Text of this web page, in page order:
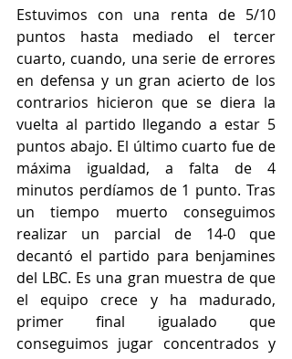
Estuvimos con una renta de 5/10
puntos hasta mediado el tercer
cuarto, cuando, una serie de errores
en defensa y un gran acierto de los
contrarios hicieron que se diera la
vuelta al partido llegando a estar 5
puntos abajo. El último cuarto fue de
máxima igualdad, a falta de 4
minutos perdíamos de 1 punto. Tras
un tiempo muerto conseguimos
realizar un parcial de 14-0 que
decantó el partido para benjamines
del LBC. Es una gran muestra de que
el equipo crece y ha madurado,
primer final igualado que
conseguimos jugar concentrados y